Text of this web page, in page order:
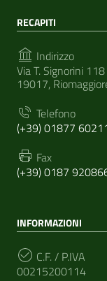
RECAPITI
Indirizzo
Via T. Signorini 118
19017,
Telefono
(+39) 01877 60211
Fax
(+39) 0187
INFORMAZIONI
C.F. / P.IVA
00215200114